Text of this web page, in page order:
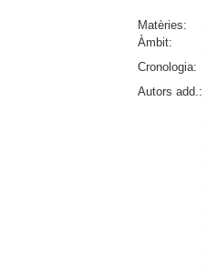
Matèries:
Àmbit:
Cronologia:
Autors add.: